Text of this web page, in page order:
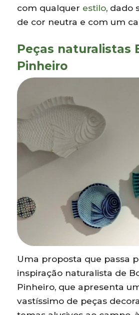
com qualquer estilo, dado
de cor neutra e com um
Peças naturalistas
Pinheiro
Uma proposta que passa
inspiração naturalista de
Pinheiro, que apresenta
vastíssimo de peças